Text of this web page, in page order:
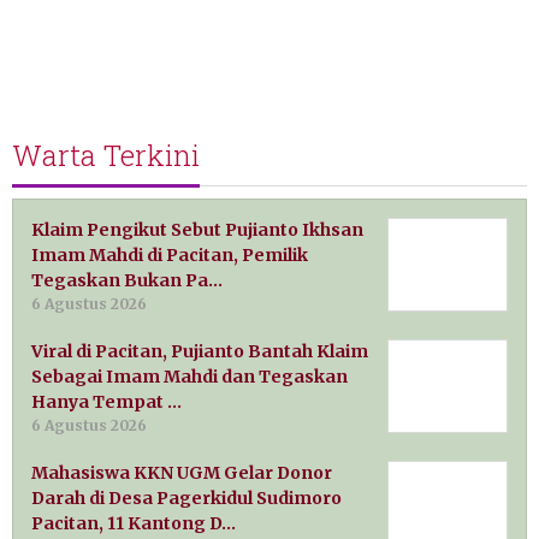
Warta Terkini
Klaim Pengikut Sebut Pujianto Ikhsan
Imam Mahdi di Pacitan, Pemilik
Tegaskan Bukan Pa…
6 Agustus 2026
Viral di Pacitan, Pujianto Bantah Klaim
Sebagai Imam Mahdi dan Tegaskan
Hanya Tempat …
6 Agustus 2026
Mahasiswa KKN UGM Gelar Donor
Darah di Desa Pagerkidul Sudimoro
Pacitan, 11 Kantong D…